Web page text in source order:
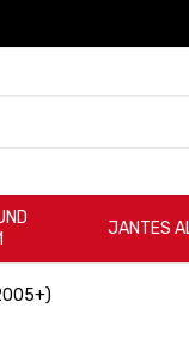
JANTES